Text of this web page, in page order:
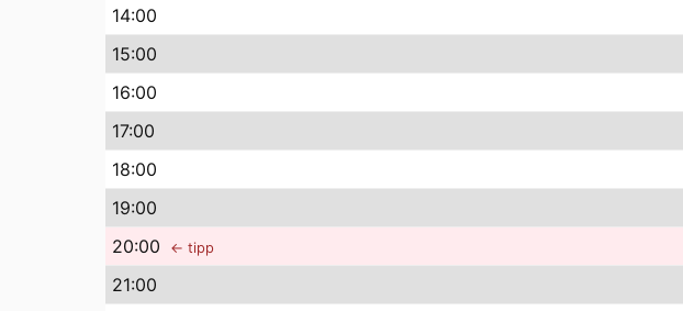
14:00
15:00
16:00
17:00
18:00
19:00
20:00 ← tipp
21:00